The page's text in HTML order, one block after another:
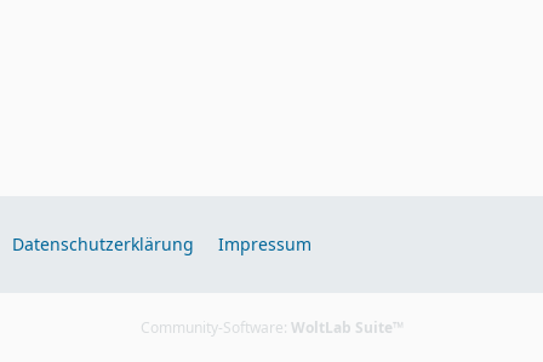
Datenschutzerklärung Impressum
Community-Software: WoltLab Suite™